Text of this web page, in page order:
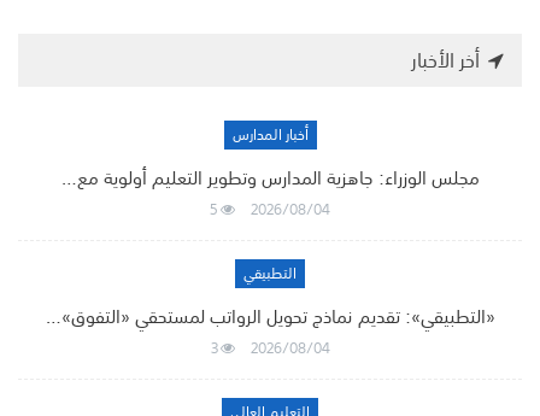
أخر الأخبار
أخبار المدارس
مجلس الوزراء: جاهزية المدارس وتطوير التعليم أولوية مع…
2026/08/04
5
التطبيقي
«التطبيقي»: تقديم نماذج تحويل الرواتب لمستحقي «التفوق»…
2026/08/04
3